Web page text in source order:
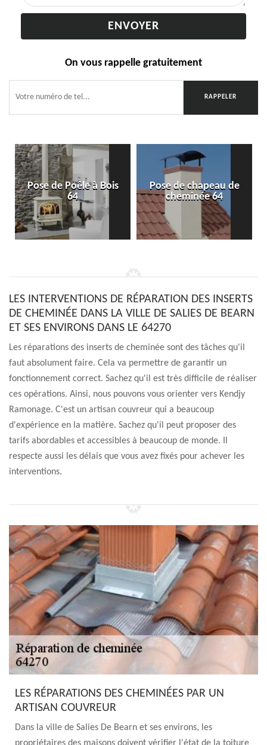
On vous rappelle gratuitement
Pose de Poêle à Bois
64
Pose de chapeau de
cheminée 64
LES INTERVENTIONS DE RÉPARATION DES INSERTS
DE CHEMINÉE DANS LA VILLE DE SALIES DE BEARN
ET SES ENVIRONS DANS LE 64270
Les réparations des inserts de cheminée sont des tâches qu'il
faut absolument faire. Cela va permettre de garantir un
fonctionnement correct. Sachez qu'il est très difficile de réaliser
ces opérations. Ainsi, nous pouvons vous orienter vers Kendjy
Ramonage. C'est un artisan couvreur qui a beaucoup
d'expérience en la matière. Sachez qu'il peut proposer des
tarifs abordables et accessibles à beaucoup de monde. Il
respecte aussi les délais que vous avez fixés pour achever les
interventions.
LES RÉPARATIONS DES CHEMINÉES PAR UN
ARTISAN COUVREUR
Dans la ville de Salies De Bearn et ses environs, les